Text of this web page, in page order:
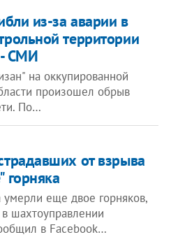
из-за аварии в
территории
- СМИ
на оккупированной
произошел обрыв
По…
от взрыва
горняка
еще двое горняков,
шахтоуправлении
в Facebook…